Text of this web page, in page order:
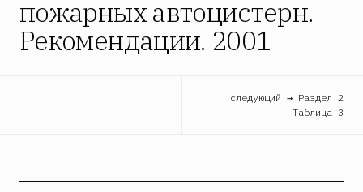
пожарных автоцистерн.
Рекомендации. 2001
следующий → Раздел 2
Таблица 3